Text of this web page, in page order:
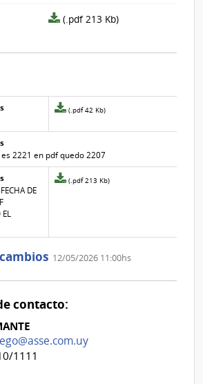
archivo
(.pdf 213 Kb)
Archivo
de
aclaración
Nº
2
(.pdf 42 Kb)
2221 en pdf quedo 2207
DE
Archivo
Nº
(.pdf 213 Kb)
12/05/2026 11:00hs
contacto:
1111